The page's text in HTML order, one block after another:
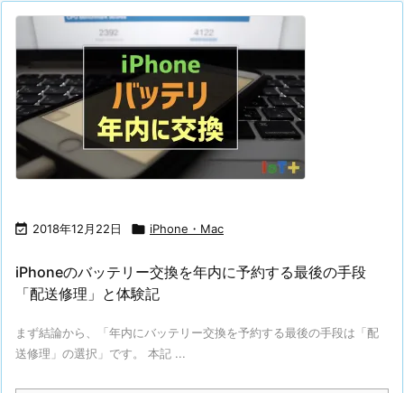
 2018年12月22日  iPhone・Mac
iPhoneのバッテリー交換を年内に予約する最後の手段
「配送修理」と体験記
まず結論から、「年内にバッテリー交換を予約する最後の手段は「配
送修理」の選択」です。 本記 ...